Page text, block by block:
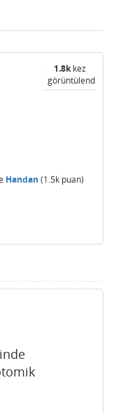
1.8kkez
görüntülendi
Handan (1.5k puan)